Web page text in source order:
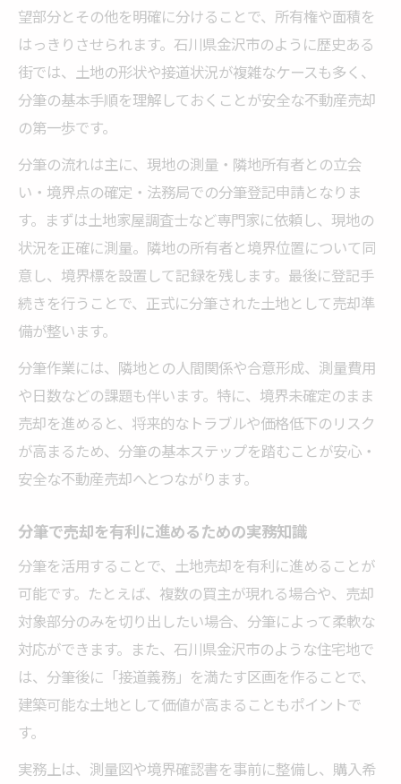
望部分とその他を明確に分けることで、所有権や面積を
はっきりさせられます。石川県金沢市のように歴史ある
街では、土地の形状や接道状況が複雑なケースも多く、
分筆の基本手順を理解しておくことが安全な不動産売却
の第一歩です。
分筆の流れは主に、現地の測量・隣地所有者との立会
い・境界点の確定・法務局での分筆登記申請となりま
す。まずは土地家屋調査士など専門家に依頼し、現地の
状況を正確に測量。隣地の所有者と境界位置について同
意し、境界標を設置して記録を残します。最後に登記手
続きを行うことで、正式に分筆された土地として売却準
備が整います。
分筆作業には、隣地との人間関係や合意形成、測量費用
や日数などの課題も伴います。特に、境界未確定のまま
売却を進めると、将来的なトラブルや価格低下のリスク
が高まるため、分筆の基本ステップを踏むことが安心・
安全な不動産売却へとつながります。
分筆で売却を有利に進めるための実務知識
分筆を活用することで、土地売却を有利に進めることが
可能です。たとえば、複数の買主が現れる場合や、売却
対象部分のみを切り出したい場合、分筆によって柔軟な
対応ができます。また、石川県金沢市のような住宅地で
は、分筆後に「接道義務」を満たす区画を作ることで、
建築可能な土地として価値が高まることもポイントで
す。
実務上は、測量図や境界確認書を事前に整備し、購入希